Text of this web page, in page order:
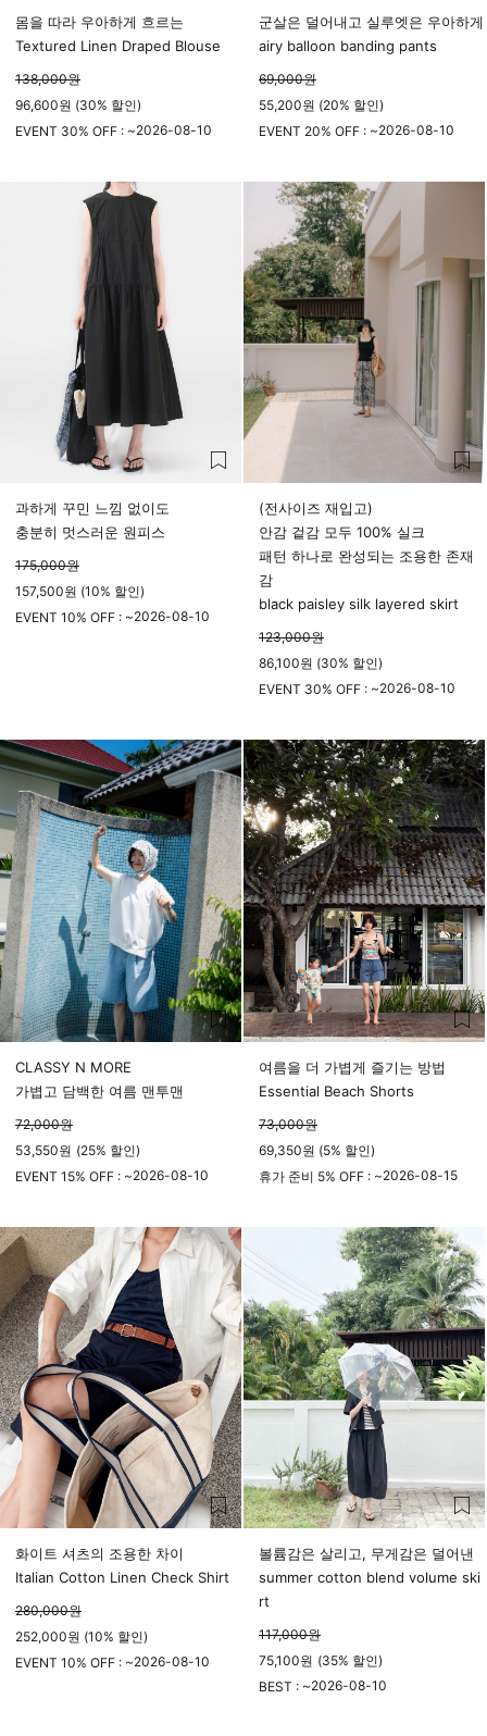
몸을 따라 우아하게 흐르는
Textured Linen Draped Blouse
138,000원
96,600원 (30% 할인)
EVENT 30% OFF : ~2026-08-10
군살은 덜어내고 실루엣은 우아하게
airy balloon banding pants
69,000원
55,200원 (20% 할인)
EVENT 20% OFF : ~2026-08-10
과하게 꾸민 느낌 없이도
충분히 멋스러운 원피스
175,000원
157,500원 (10% 할인)
EVENT 10% OFF : ~2026-08-10
(전사이즈 재입고)
안감 겉감 모두 100% 실크
패턴 하나로 완성되는 조용한 존재
감
black paisley silk layered skirt
123,000원
86,100원 (30% 할인)
EVENT 30% OFF : ~2026-08-10
CLASSY N MORE
가볍고 담백한 여름 맨투맨
72,000원
53,550원 (25% 할인)
EVENT 15% OFF : ~2026-08-10
여름을 더 가볍게 즐기는 방법
Essential Beach Shorts
73,000원
69,350원 (5% 할인)
휴가 준비 5% OFF : ~2026-08-15
화이트 셔츠의 조용한 차이
Italian Cotton Linen Check Shirt
280,000원
252,000원 (10% 할인)
EVENT 10% OFF : ~2026-08-10
볼륨감은 살리고, 무게감은 덜어낸
summer cotton blend volume ski
rt
117,000원
75,100원 (35% 할인)
BEST : ~2026-08-10